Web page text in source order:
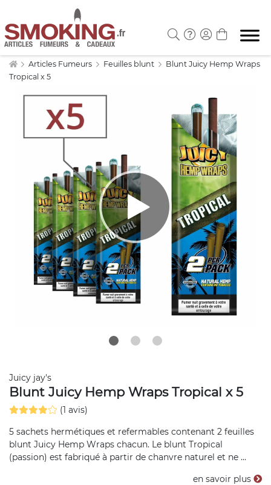
Articles Fumeurs Feuilles blunt
Blunt Juicy Hemp Wraps
Tropical x 5
Juicy jay's
Blunt Juicy Hemp Wraps Tropical x 5
(1 avis)
5 sachets hermétiques et refermables contenant 2 feuilles
blunt Juicy Hemp Wraps chacun. Le blunt Tropical
(passion) est fabriqué à partir de chanvre naturel et ne ...
en savoir plus